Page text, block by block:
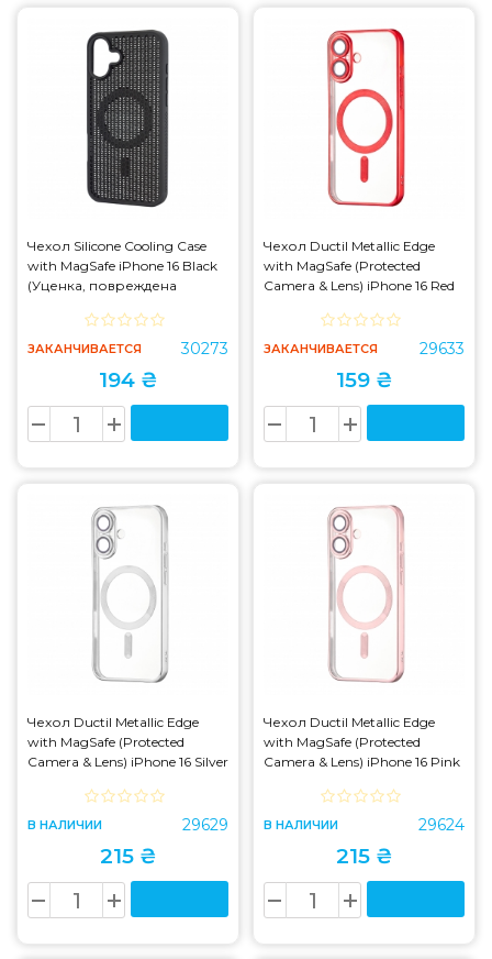
Чехол Silicone Cooling Сase
with MagSafe iPhone 16 Black
(Уценка, повреждена
ЗАКАНЧИВАЕТСЯ 30273
194 ₴
Чехол Ductil Metallic Edge
with MagSafe (Protected
Camera & Lens) iPhone 16 Red
ЗАКАНЧИВАЕТСЯ 29633
159 ₴
Чехол Ductil Metallic Edge
with MagSafe (Protected
Camera & Lens) iPhone 16 Silver
В НАЛИЧИИ 29629
215 ₴
Чехол Ductil Metallic Edge
with MagSafe (Protected
Camera & Lens) iPhone 16 Pink
В НАЛИЧИИ 29624
215 ₴